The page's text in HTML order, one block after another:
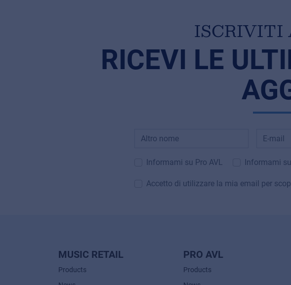
ISCRIVITI
RICEVI LE
Informami su Pro AVL Informami
Accetto di utilizzare la mia email per
MUSIC RETAIL
Products
PRO AVL
Products